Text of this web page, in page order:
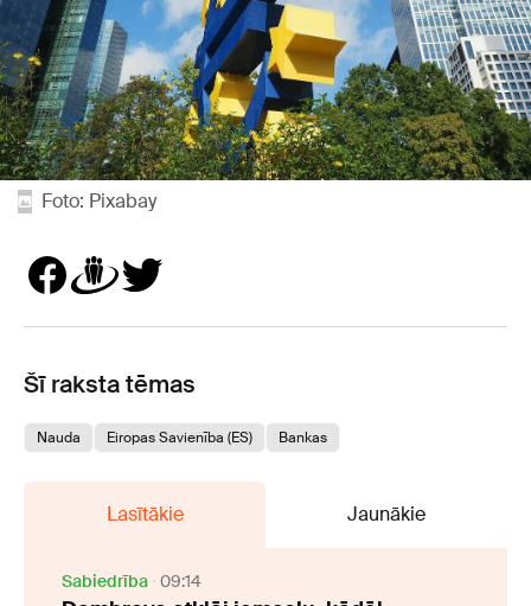
Foto: Pixabay
Šī raksta tēmas
Nauda Eiropas Savienība (ES) Bankas
Lasītākie Jaunākie
Sabiedrība 09:14